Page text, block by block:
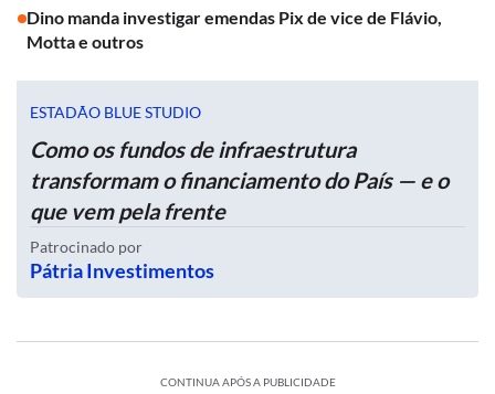
Dino manda investigar emendas Pix de vice de Flávio,
Motta e outros
ESTADÃO BLUE STUDIO
Como os fundos de infraestrutura
transformam o financiamento do País — e o
que vem pela frente
Patrocinado por
Pátria Investimentos
CONTINUA APÓS A PUBLICIDADE